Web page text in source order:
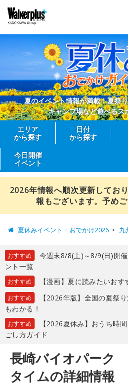
夏のイベント情報が満載！夏祭
キャンプ場など遊べるス
エリア
から探す
日付
から探す
今日開催
イベント
2026年情報へ順次更新してお
報もございます。予めご
夏休みイベント・おでかけ2026 九
おすすめ
今週末8/8(土)～8/9(日)開
ント一覧
おすすめ 【漫画】夏に読みたいお
おすすめ
【2026年版】全国の夏祭
もわかる！
おすすめ
【2026夏休み】おうち時
ごし方ガイド
長崎バイオパーク
タイムの詳細情報